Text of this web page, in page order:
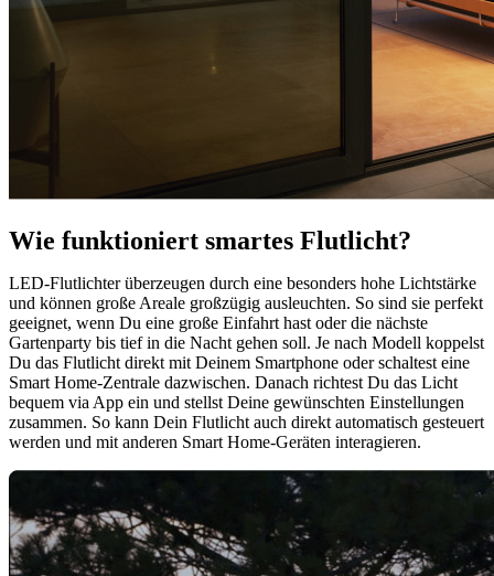
Wie funktioniert smartes Flutlicht?
LED-Flutlichter überzeugen durch eine besonders hohe Lichtstärke
und können große Areale großzügig ausleuchten. So sind sie perfekt
geeignet, wenn Du eine große Einfahrt hast oder die nächste
Gartenparty bis tief in die Nacht gehen soll. Je nach Modell koppelst
Du das Flutlicht direkt mit Deinem Smartphone oder schaltest eine
Smart Home-Zentrale dazwischen. Danach richtest Du das Licht
bequem via App ein und stellst Deine gewünschten Einstellungen
zusammen. So kann Dein Flutlicht auch direkt automatisch gesteuert
werden und mit anderen Smart Home-Geräten interagieren.